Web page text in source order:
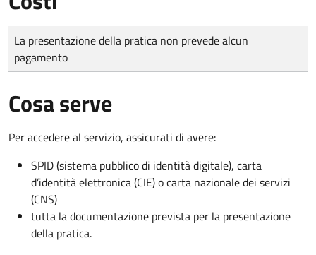
Tipo di pagamento
Importo
La presentazione della pratica non prevede alcun
pagamento
Cosa serve
Per accedere al servizio, assicurati di avere:
SPID (sistema pubblico di identità digitale), carta
d’identità elettronica (CIE) o carta nazionale dei servizi
(CNS)
tutta la documentazione prevista per la presentazione
della pratica.